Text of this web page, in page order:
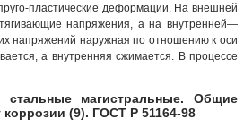
пластические деформации. На внешней
напряжения, а на внутренней—
напряжений наружная по отношению к оси
а внутренняя сжимается. В процессе
стальные магистральные. Общие
(9). ГОСТ Р 51164-98